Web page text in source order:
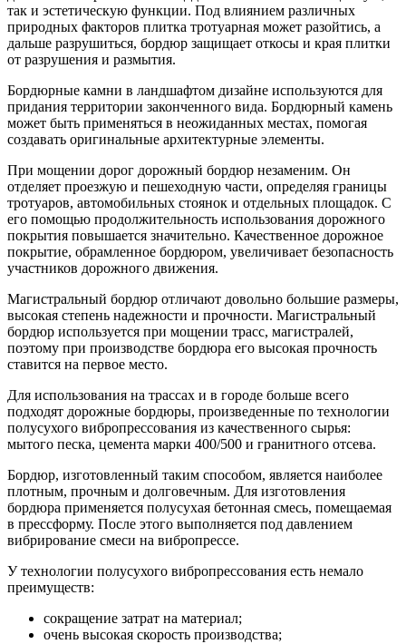
так и эстетическую функции. Под влиянием различных
природных факторов плитка тротуарная может разойтись, а
дальше разрушиться, бордюр защищает откосы и края плитки
от разрушения и размытия.
Бордюрные камни в ландшафтом дизайне используются для
придания территории законченного вида. Бордюрный камень
может быть применяться в неожиданных местах, помогая
создавать оригинальные архитектурные элементы.
При мощении дорог дорожный бордюр незаменим. Он
отделяет проезжую и пешеходную части, определяя границы
тротуаров, автомобильных стоянок и отдельных площадок. С
его помощью продолжительность использования дорожного
покрытия повышается значительно. Качественное дорожное
покрытие, обрамленное бордюром, увеличивает безопасность
участников дорожного движения.
Магистральный бордюр отличают довольно большие размеры,
высокая степень надежности и прочности. Магистральный
бордюр используется при мощении трасс, магистралей,
поэтому при производстве бордюра его высокая прочность
ставится на первое место.
Для использования на трассах и в городе больше всего
подходят дорожные бордюры, произведенные по технологии
полусухого вибропрессования из качественного сырья:
мытого песка, цемента марки 400/500 и гранитного отсева.
Бордюр, изготовленный таким способом, является наиболее
плотным, прочным и долговечным. Для изготовления
бордюра применяется полусухая бетонная смесь, помещаемая
в прессформу. После этого выполняется под давлением
вибрирование смеси на вибропрессе.
У технологии полусухого вибропрессования есть немало
преимуществ:
сокращение затрат на материал;
очень высокая скорость производства;